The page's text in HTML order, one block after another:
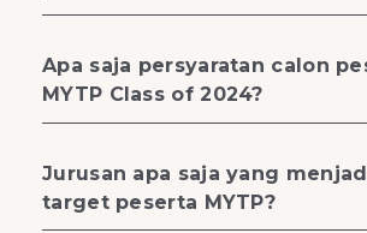
Apa saja persyaratan calon
MYTP Class of 2024?
Jurusan apa saja yang
target peserta MYTP?